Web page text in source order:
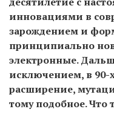
инновациями в
зарождением и
принципиально
электронные.
исключением, в 90-
расширение,
тому подобное. Что